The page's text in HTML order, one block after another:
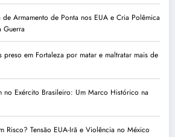
de Armamento de Ponta nos EUA e Cria Polêmica
Guerra
preso em Fortaleza por matar e maltratar mais de
no Exército Brasileiro: Um Marco Histórico na
Risco? Tensão EUA-Irã e Violência no México